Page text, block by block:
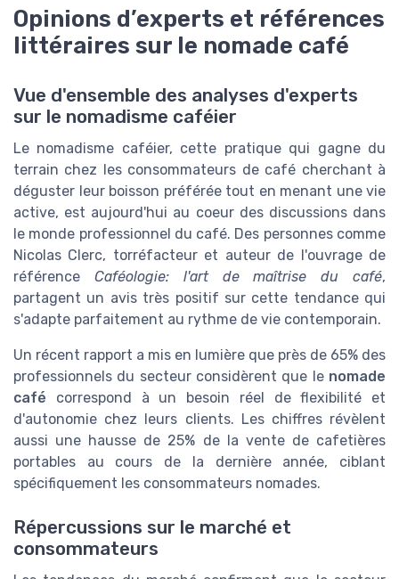
Opinions d’experts et références
littéraires sur le nomade café
Vue d'ensemble des analyses d'experts
sur le nomadisme caféier
Le nomadisme caféier, cette pratique qui gagne du
terrain chez les consommateurs de café cherchant à
déguster leur boisson préférée tout en menant une vie
active, est aujourd'hui au coeur des discussions dans
le monde professionnel du café. Des personnes comme
Nicolas Clerc, torréfacteur et auteur de l'ouvrage de
référence Caféologie: l'art de maîtrise du café,
partagent un avis très positif sur cette tendance qui
s'adapte parfaitement au rythme de vie contemporain.
Un récent rapport a mis en lumière que près de 65% des
professionnels du secteur considèrent que le nomade
café correspond à un besoin réel de flexibilité et
d'autonomie chez leurs clients. Les chiffres révèlent
aussi une hausse de 25% de la vente de cafetières
portables au cours de la dernière année, ciblant
spécifiquement les consommateurs nomades.
Répercussions sur le marché et
consommateurs